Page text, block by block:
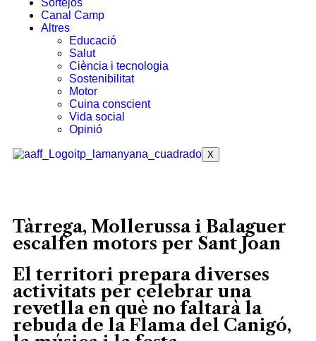
Sortejos
Canal Camp
Altres
Educació
Salut
Ciència i tecnologia
Sostenibilitat
Motor
Cuina conscient
Vida social
Opinió
X
Tàrrega, Mollerussa i Balaguer
escalfen motors per Sant Joan
El territori prepara diverses
activitats per celebrar una
revetlla en què no faltarà la
rebuda de la Flama del Canigó,